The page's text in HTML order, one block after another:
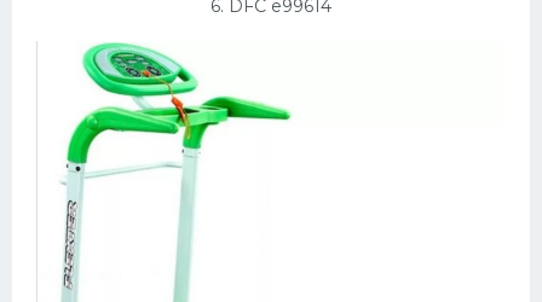
6. DFC e99614